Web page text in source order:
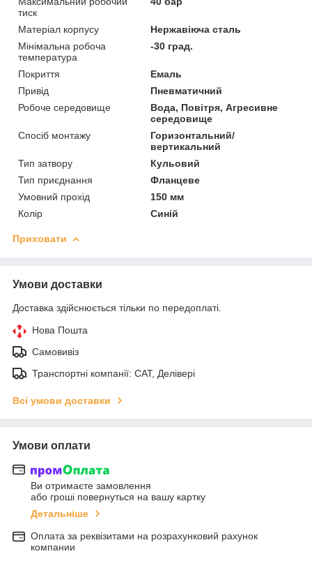
тиск
Матеріал корпусу
Нержавіюча сталь
Мінімальна робоча
температура
-30 град.
Покриття
Емаль
Привід
Пневматичний
Робоче середовище
Вода, Повітря, Агресивне
середовище
Спосіб монтажу
Горизонтальний/
вертикальний
Тип затвору
Кульовий
Тип приєднання
Фланцеве
Умовний прохід
150 мм
Колір
Синій
Приховати
Умови доставки
Доставка здійснюється тільки по передоплаті.
Нова Пошта
Самовивіз
Транспортні компанії: САТ, Делівері
Всі умови доставки
Умови оплати
Ви отримаєте замовлення
або гроші повернуться на вашу картку
Детальніше
Оплата за реквізитами на розрахунковий рахунок
компании